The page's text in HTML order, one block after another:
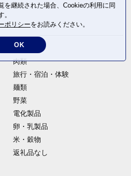
定期便
肉類
旅行・宿泊・体験
麺類
野菜
電化製品
卵・乳製品
米・穀物
返礼品なし
を継続された場合、Cookieの利用に同
ポリシーをお読みください。
OK